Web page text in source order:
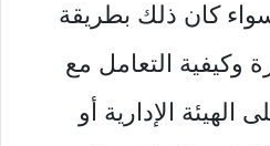
كان ذلك بطريقة
وكيفية التعامل مع
الهيئة الإدارية أو